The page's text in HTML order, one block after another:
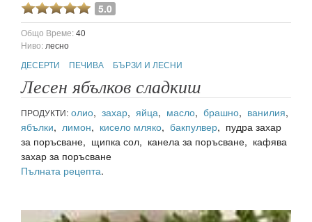
5.0
Общо Време:40
Ниво: лесно
ДЕСЕРТИ
ПЕЧИВА БЪРЗИ И ЛЕСНИ
Лесен ябълков сладкиш
ПРОДУКТИ: олио, захар, яйца, масло, брашно, ванилия,
ябълки, лимон, кисело мляко, бакпулвер, пудра захар
за поръсване, щипка сол, канела за поръсване, кафява
захар за поръсване
Пълната рецепта.